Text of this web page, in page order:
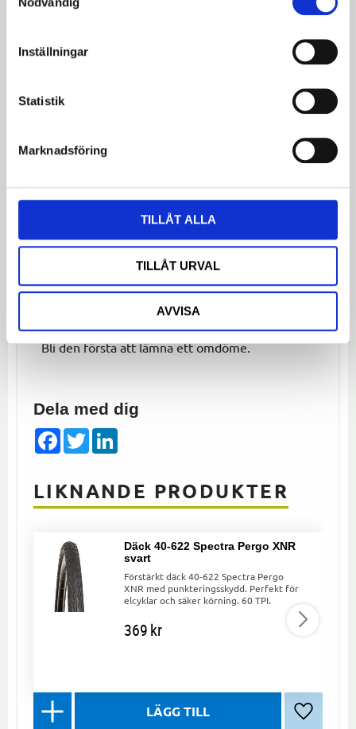
Inställningar
Statistik
Marknadsföring
TILLÅT ALLA
TILLÅT URVAL
AVVISA
Reflexrand:
Spectra Pergo RR Svart däck är ett utmärkt val för
säkerhet under mörka förhållanden.
Dela med dig
Facebook
Twitter
LOGGA IN FÖR ATT GE
OMDÖME
Bli den första att lämna ett omdöme.
LIKNANDE PRODUKTER
Däck 40-622 Spectra Pergo XNR
svart
Förstärkt däck 40-622 Spectra Pergo
XNR med punkteringsskydd. Perfekt för
elcyklar och säker körning. 60 TPI.
369kr
Lägg till